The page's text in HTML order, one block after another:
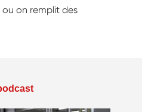
on remplit des